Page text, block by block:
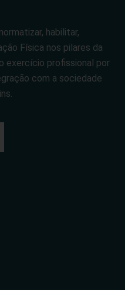
habilitar,
Física nos pilares da
exercício profissional por
com a sociedade